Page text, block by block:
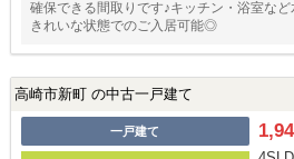
確保できる間取りです♪キッチン・浴室な
きれいな状態でのご入居可能◎
高崎市新町 の中古一戸建て
一戸建て